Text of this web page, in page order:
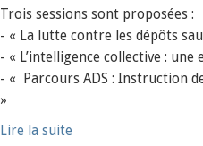
Trois sessions sont proposées :
- « La lutte contre les dépôts
- « L’intelligence collective : une
- « Parcours ADS : Instruction
»
Lire la suite